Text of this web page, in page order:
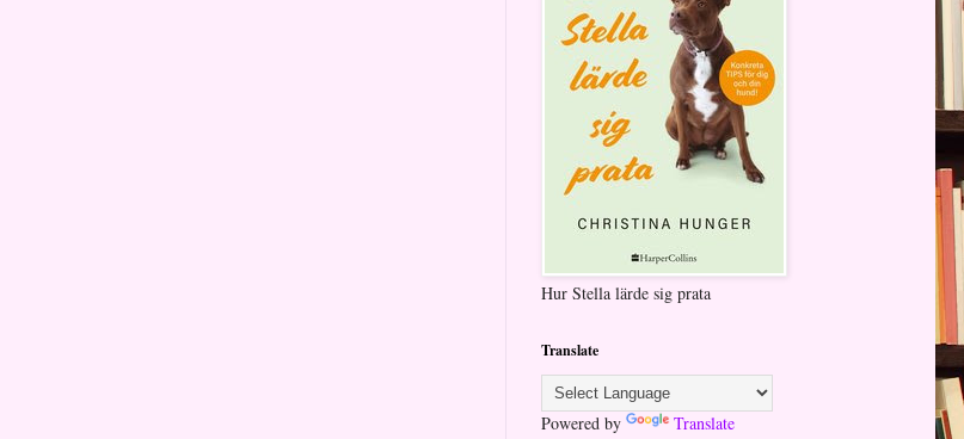
Hur Stella lärde sig prata
Translate
Powered by Translate